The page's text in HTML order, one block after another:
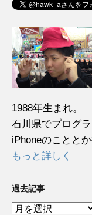
1988年生まれ。
石川県でプログ
iPhoneのことと
もっと詳しく
過去記事
過